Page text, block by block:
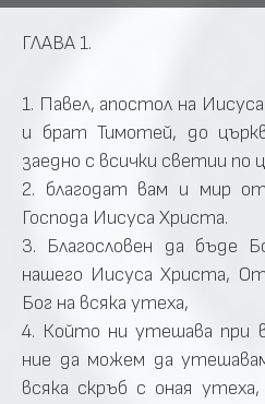
ГЛАВА 1.
1. Павел, апостол на
и брат Тимотей, до
заедно с всички светии по
2. благодат вам и мир
Господа Иисуса Христа.
3. Благословен да бъде
нашего Иисуса Христа,
Бог на всяка утеха,
4. Който ни утешава при
ние да можем да
всяка скръб с оная